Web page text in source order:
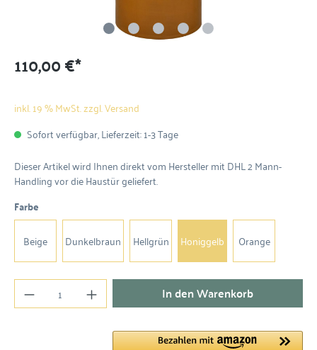
110,00 €*
inkl. 19 % MwSt. zzgl. Versand
Sofort verfügbar, Lieferzeit: 1-3 Tage
Dieser Artikel wird Ihnen direkt vom Hersteller mit DHL 2 Mann-
Handling vor die Haustür geliefert.
Farbe
Beige Dunkelbraun Hellgrün Honiggelb Orange
In den Warenkorb